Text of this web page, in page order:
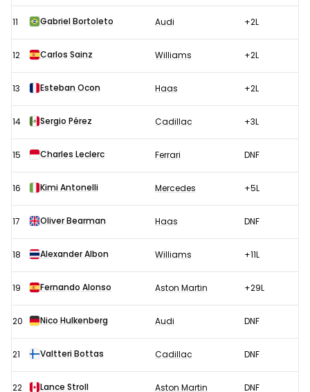
11 Gabriel Bortoleto Audi +2L
12 Carlos Sainz Williams +2L
13 Esteban Ocon Haas +2L
14 Sergio Pérez Cadillac +3L
15 Charles Leclerc Ferrari DNF
16 Kimi Antonelli Mercedes +5L
17 Oliver Bearman Haas DNF
18 Alexander Albon Williams +11L
19 Fernando Alonso Aston Martin +29L
20 Nico Hulkenberg Audi DNF
21 Valtteri Bottas Cadillac DNF
22 Lance Stroll Aston Martin DNF